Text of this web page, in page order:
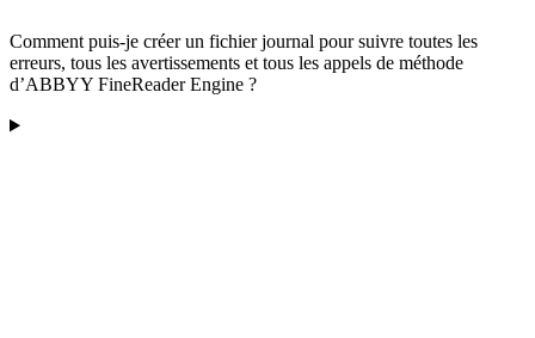
Comment puis-je créer un fichier journal pour suivre toutes les
erreurs, tous les avertissements et tous les appels de méthode
d’ABBYY FineReader Engine ?